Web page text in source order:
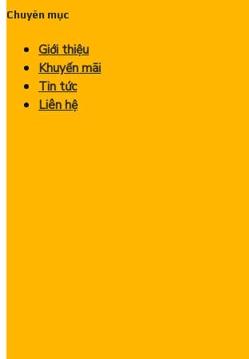
Chuyên mục
Giới thiệu
Khuyến mãi
Tin tức
Liên hệ